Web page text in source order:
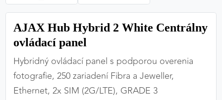
AJAX Hub Hybrid 2 White Centrálny
ovládací panel
Hybridný ovládací panel s podporou overenia
fotografie, 250 zariadení Fibra a Jeweller,
Ethernet, 2x SIM (2G/LTE), GRADE 3
Tieto cookies sú potrebné na správne fungovanie
zabezpečiť jej plnú funkčnosť.
PREFERENČNÉ COOKIES